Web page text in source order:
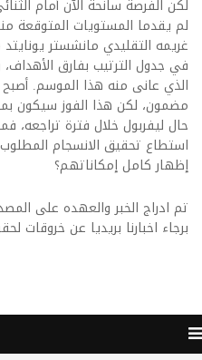
لكن الفرصة سانحة الآن أمام
لم يقدما المستويات المتوقعة
غريمه التقليدي مانشستر
في جدول الترتيب بفارق الأهداف،
الذي عانى منه هذا الموسم. أصبح
مضمون، لكن هذا الفوز سيكون
حال ليفربول خلال فترة تراجعه،
استطاع تحقيق الانسجام
إظهار كامل إمكاناتهم؟
تم ادراج الخبر والعهده على
برجاء اخبارنا بريديا عن خروقات